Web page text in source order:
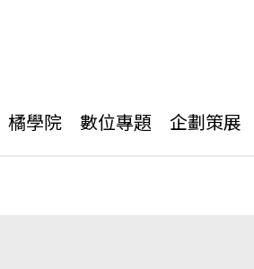
橘學院 數位專題 企劃策展